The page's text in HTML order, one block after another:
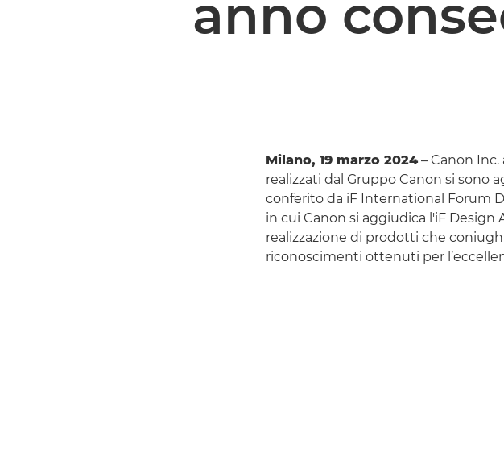
anno
Milano, 19 marzo 2024 – Canon
realizzati dal Gruppo Canon si sono
conferito da iF International Forum
in cui Canon si aggiudica l'iF Design
realizzazione di prodotti che
riconoscimenti ottenuti per